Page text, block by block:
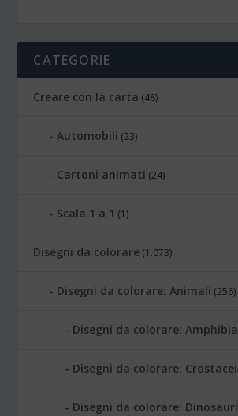
CATEGORIE
Creare con la carta (48)
Automobili (23)
Cartoni animati (24)
Scala 1 a 1 (1)
Disegni da colorare (1.073)
Disegni da colorare: Animali (256)
Disegni da colorare: Amphibia
Disegni da colorare: Crostacei
Disegni da colorare: Dinosauri